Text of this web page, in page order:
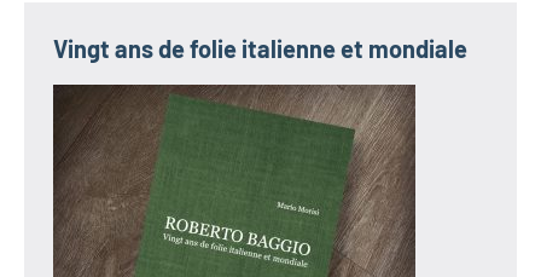
Vingt ans de folie italienne et mondiale